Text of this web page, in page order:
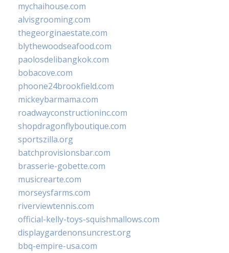
mychaihouse.com
alvisgrooming.com
thegeorginaestate.com
blythewoodseafood.com
paolosdelibangkok.com
bobacove.com
phoone24brookfield.com
mickeybarmama.com
roadwayconstructioninc.com
shopdragonflyboutique.com
sportszilla.org
batchprovisionsbar.com
brasserie-gobette.com
musicrearte.com
morseysfarms.com
riverviewtennis.com
official-kelly-toys-squishmallows.com
displaygardenonsuncrest.org
bbq-empire-usa.com